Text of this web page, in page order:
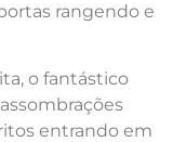
rangendo e
o fantástico
entrando em